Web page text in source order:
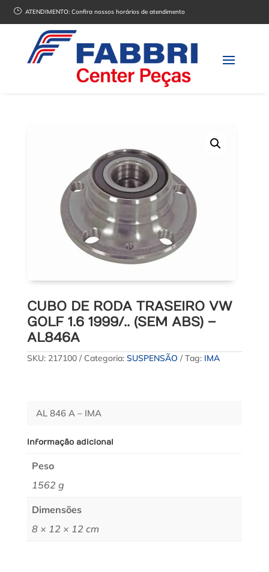
} ATENDIMENTO:Confira nossos horários de atendimento
CUBO DE RODA TRASEIRO VW
GOLF 1.6 1999/.. (SEM ABS) –
AL846A
SKU: 217100 Categoria: SUSPENSÃO Tag: IMA
AL 846 A – IMA
Informação adicional
Peso
1562 g
Dimensões
8 × 12 × 12 cm